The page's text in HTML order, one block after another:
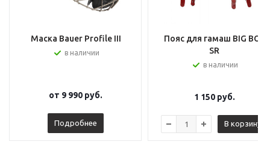
Маска Bauer Profile III
в наличии
от 9 990 руб.
Подробнее
Пояс для гамаш BIG BOY
SR
в наличии
1 150руб.
В корзину